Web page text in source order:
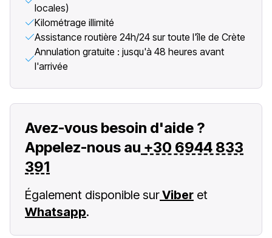
locales)
Kilométrage illimité
Assistance routière 24h/24 sur toute l'île de Crète
Annulation gratuite : jusqu'à 48 heures avant
l'arrivée
Avez-vous besoin d'aide ?
Appelez-nous au +30 6944 833
391
Également disponible surViber et
Whatsapp.